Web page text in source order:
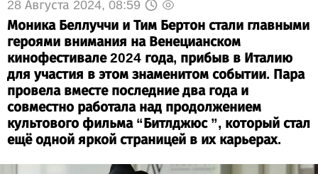
28 Августа 2024, 08:59
Моника Беллуччи и Тим Бертон стали главными
героями внимания на Венецианском
кинофестивале 2024 года, прибыв в Италию
для участия в этом знаменитом событии. Пара
провела вместе последние два года и
совместно работала над продолжением
культового фильма “Битлджюс ”, который стал
ещё одной яркой страницей в их карьерах.